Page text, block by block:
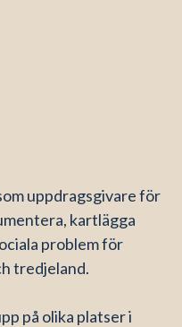
uppdragsgivare för
kartlägga
problem för
tredjeland.
på olika platser i